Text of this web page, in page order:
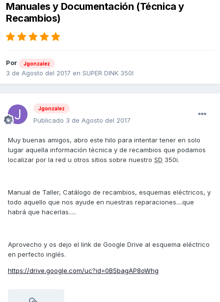
Manuales y Documentación (Técnica y
Recambios)
Por Jgonzalez
3 de Agosto del 2017 en SUPER DINK 350I
Jgonzalez
Publicado 3 de Agosto del 2017
Muy buenas amigos, abro este hilo para intentar tener en solo
lugar aquella información técnica y de recambios que podamos
localizar por la red u otros sitios sobre nuestro SD 350i.
Manual de Taller, Catálogo de recambios, esquemas eléctricos, y
todo aquello que nos ayude en nuestras reparaciones....que
habrá que hacerlas.....
Aprovecho y os dejo el link de Google Drive al esquema eléctrico
en perfecto inglés.
https://drive.google.com/uc?id=0B5bagAP8oWhg